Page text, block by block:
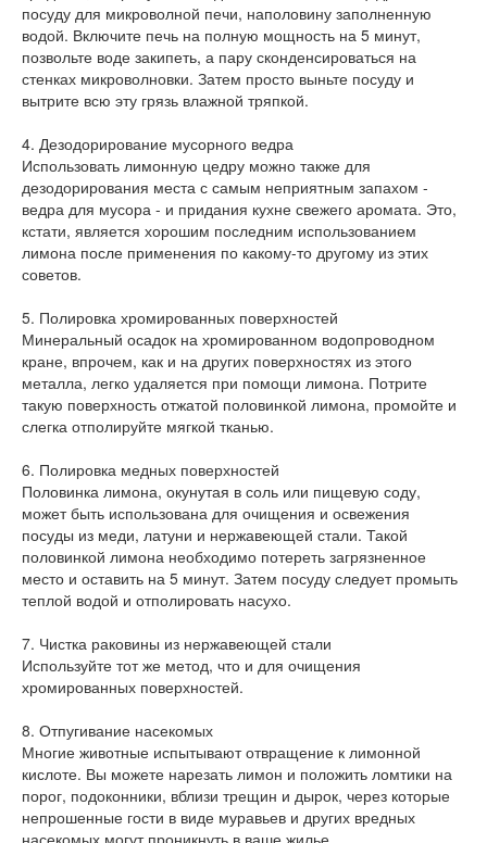
посуду для микроволной печи, наполовину заполненную
водой. Включите печь на полную мощность на 5 минут,
позвольте воде закипеть, а пару сконденсироваться на
стенках микроволновки. Затем просто выньте посуду и
вытрите всю эту грязь влажной тряпкой.
4. Дезодорирование мусорного ведра
Использовать лимонную цедру можно также для
дезодорирования места с самым неприятным запахом -
ведра для мусора - и придания кухне свежего аромата. Это,
кстати, является хорошим последним использованием
лимона после применения по какому-то другому из этих
советов.
5. Полировка хромированных поверхностей
Минеральный осадок на хромированном водопроводном
кране, впрочем, как и на других поверхностях из этого
металла, легко удаляется при помощи лимона. Потрите
такую поверхность отжатой половинкой лимона, промойте и
слегка отполируйте мягкой тканью.
6. Полировка медных поверхностей
Половинка лимона, окунутая в соль или пищевую соду,
может быть использована для очищения и освежения
посуды из меди, латуни и нержавеющей стали. Такой
половинкой лимона необходимо потереть загрязненное
место и оставить на 5 минут. Затем посуду следует промыть
теплой водой и отполировать насухо.
7. Чистка раковины из нержавеющей стали
Используйте тот же метод, что и для очищения
хромированных поверхностей.
8. Отпугивание насекомых
Многие животные испытывают отвращение к лимонной
кислоте. Вы можете нарезать лимон и положить ломтики на
порог, подоконники, вблизи трещин и дырок, через которые
непрошенные гости в виде муравьев и других вредных